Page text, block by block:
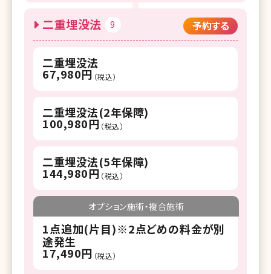
二重埋没法 9 予約する
二重埋没法
67,980円 （税込）
二重埋没法(2年保障)
100,980円 （税込）
二重埋没法(5年保障)
144,980円 （税込）
オプション施術・複合施術
1点追加(片目)※2点どめの料金が別
途発生
17,490円 （税込）